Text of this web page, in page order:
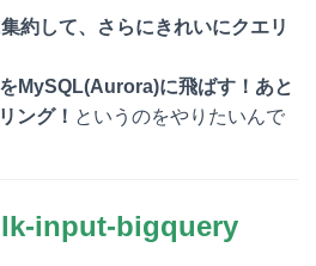
約して、さらにきれいにクエリ
MySQL(Aurora)に飛ばす！あと
ング！ というのをやりたいんで
input-bigquery